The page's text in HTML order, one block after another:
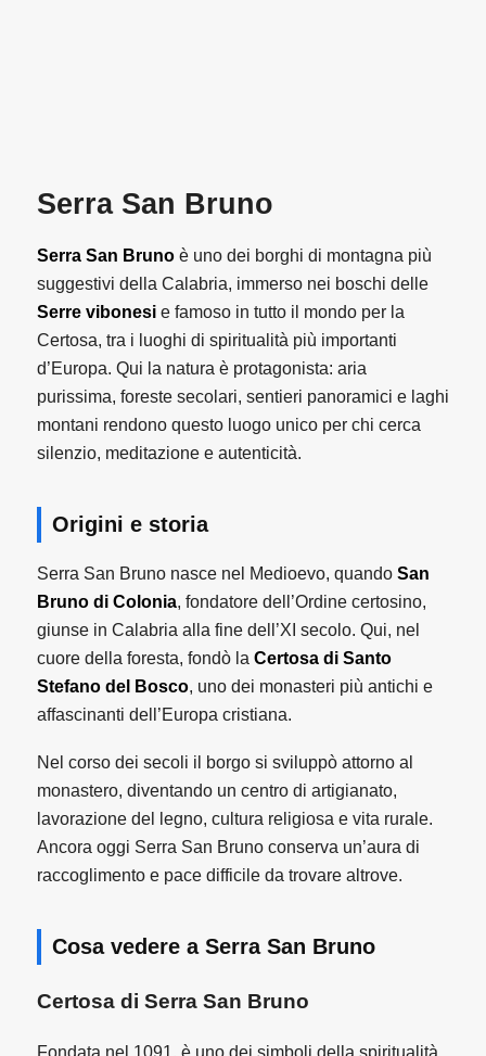
Serra San Bruno
Serra San Bruno è uno dei borghi di montagna più
suggestivi della Calabria, immerso nei boschi delle
Serre vibonesi e famoso in tutto il mondo per la
Certosa, tra i luoghi di spiritualità più importanti
d’Europa. Qui la natura è protagonista: aria
purissima, foreste secolari, sentieri panoramici e laghi
montani rendono questo luogo unico per chi cerca
silenzio, meditazione e autenticità.
Origini e storia
Serra San Bruno nasce nel Medioevo, quando San
Bruno di Colonia, fondatore dell’Ordine certosino,
giunse in Calabria alla fine dell’XI secolo. Qui, nel
cuore della foresta, fondò la Certosa di Santo
Stefano del Bosco, uno dei monasteri più antichi e
affascinanti dell’Europa cristiana.
Nel corso dei secoli il borgo si sviluppò attorno al
monastero, diventando un centro di artigianato,
lavorazione del legno, cultura religiosa e vita rurale.
Ancora oggi Serra San Bruno conserva un’aura di
raccoglimento e pace difficile da trovare altrove.
Cosa vedere a Serra San Bruno
Certosa di Serra San Bruno
Fondata nel 1091, è uno dei simboli della spiritualità